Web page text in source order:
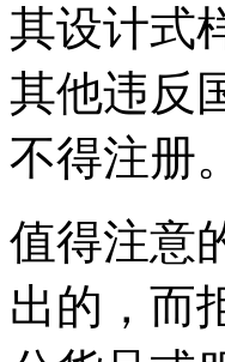
其设计式
其他违反
不得注册。
值得注意
出的，而